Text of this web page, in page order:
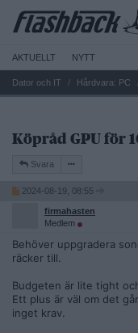
AKTUELLT NYTT
Dator och IT Hårdvara: PC
Köpråd GPU för
Svara
2024-08-19, 08:55
firmahasten
Medlem
Behöver uppgradera
räcker till.
Budgeten är lite tight
Ett plus är väl om det
inget krav.